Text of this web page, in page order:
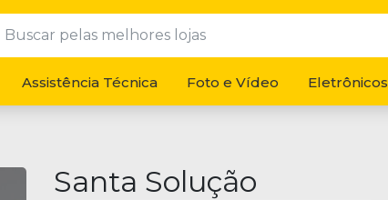
Assistência Técnica Foto e Vídeo Eletrônicos
Santa Solução